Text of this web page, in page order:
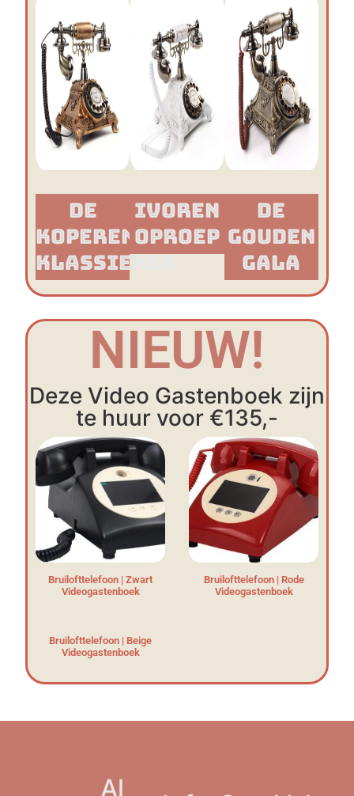
De
Koperen
Klassieker​
Ivoren
Oproep
De
Gouden
Gala
NIEUW!
Deze Video Gastenboek zijn
te huur voor €135,-
Bruilofttelefoon | Zwart
Videogastenboek
Bruilofttelefoon | Rode
Videogastenboek
Bruilofttelefoon | Beige
Videogastenboek
Al